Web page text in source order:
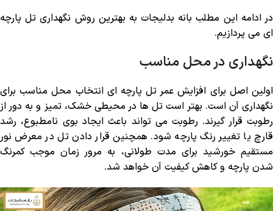
در ادامه این مطلب بانه بدلیجات به بهترین روش نگهداری تل پارچه
‌ای می پردازیم.
نگهداری در محل مناسب
اولین اصل برای افزایش عمر تل پارچه ‌ای انتخاب محل مناسب برای
نگهداری آن است. بهتر است تل‌ ها در محیطی خشک، تمیز و به دور از
رطوبت قرار گیرند. رطوبت می‌ تواند باعث ایجاد بوی نامطبوع، رشد
قارچ یا تغییر رنگ پارچه شود. همچنین قرار دادن تل در معرض نور
مستقیم خورشید برای مدت طولانی، به مرور زمان موجب کمرنگ
شدن پارچه و کاهش کیفیت آن خواهد شد.